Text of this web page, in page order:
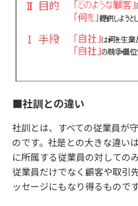
■社訓との違い
社訓とは、すべての従業員が
のです。社是との大きな違い
に所属する従業員の対しての
従業員だけでなく顧客や取引
ッセージにもなり得るものです